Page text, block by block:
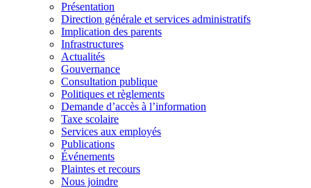
Présentation
Direction générale et services administratifs
Implication des parents
Infrastructures
Actualités
Gouvernance
Consultation publique
Politiques et règlements
Demande d’accès à l’information
Taxe scolaire
Services aux employés
Publications
Événements
Plaintes et recours
Nous joindre